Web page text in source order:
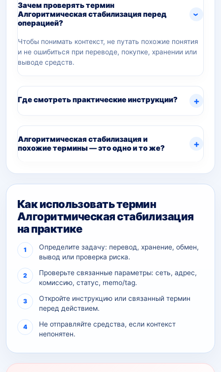
Зачем проверять термин
Алгоритмическая стабилизация перед
операцией?
Чтобы понимать контекст, не путать похожие понятия
и не ошибиться при переводе, покупке, хранении или
выводе средств.
Где смотреть практические инструкции?
Алгоритмическая стабилизация и
похожие термины — это одно и то же?
Как использовать термин
Алгоритмическая стабилизация
на практике
Определите задачу: перевод, хранение, обмен,
вывод или проверка риска.
Проверьте связанные параметры: сеть, адрес,
комиссию, статус, memo/tag.
Откройте инструкцию или связанный термин
перед действием.
Не отправляйте средства, если контекст
непонятен.